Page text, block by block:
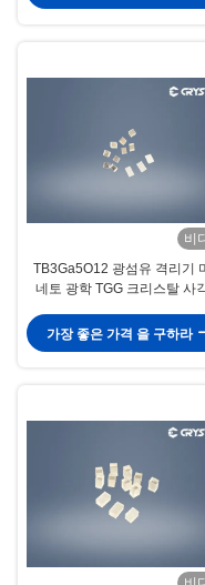
비
TB3Ga5O12 광섬유 격리기
네토 광학 TGG 크리스탈 사
가장 좋은 가격 을 구하라